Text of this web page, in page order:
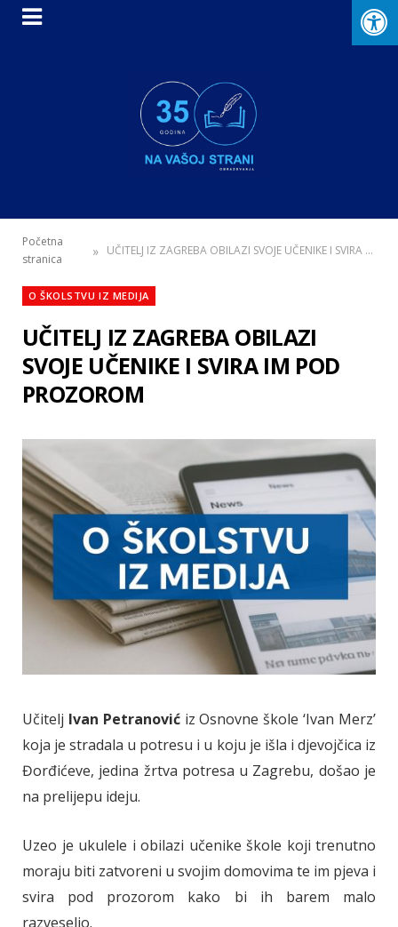
Početna
stranica
» UČITELJ IZ ZAGREBA OBILAZI SVOJE UČENIKE I SVIRA IM POD PROZOROM
O ŠKOLSTVU IZ MEDIJA
UČITELJ IZ ZAGREBA OBILAZI
SVOJE UČENIKE I SVIRA IM POD
PROZOROM
Učitelj Ivan Petranovićiz Osnovne škole ‘Ivan Merz’
koja je stradala u potresu i u koju je išla i djevojčica iz
Đorđićeve, jedina žrtva potresa u Zagrebu, došao je
na prelijepu ideju.
Uzeo je ukulele i obilazi učenike škole koji trenutno
moraju biti zatvoreni u svojim domovima te im pjeva i
svira pod prozorom kako bi ih barem malo
razveselio.